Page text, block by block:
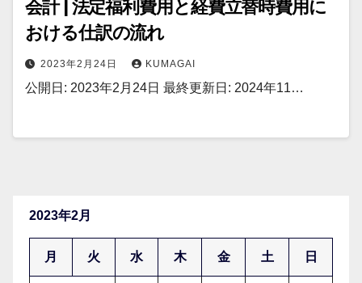
会計 | 法定福利費用と経費立替時費用に
おける仕訳の流れ
2023年2月24日 KUMAGAI
公開日: 2023年2月24日 最終更新日: 2024年11…
2023年2月
月 火 水 木 金 土 日